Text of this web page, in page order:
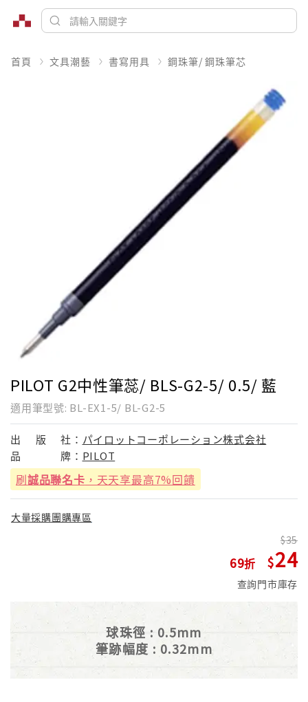
首頁 文具潮藝 書寫用具 鋼珠筆/ 鋼珠筆芯
PILOT G2中性筆蕊/ BLS-G2-5/ 0.5/ 藍
適用筆型號: BL-EX1-5/ BL-G2-5
出 版 社： パイロットコーポレーション株式会社
品
牌： PILOT
刷誠品聯名卡 ，天天享最高7%回饋
大量採購團購專區
69
35
24
查詢門市庫存
球珠徑 : 0.5mm
筆跡幅度 : 0.32mm